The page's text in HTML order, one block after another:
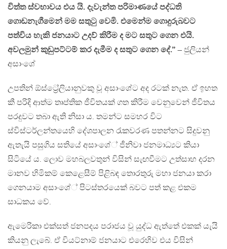
විත්ත ස්වභාවය එය යි. දැවැන්ත පරිමාණයේ පද්ධති
ගොඩනැගීමෙන් මම සතුටු වෙමි. එමෙන්ම ගොදුරුබවට
පත්විය හැකි ජනයාට උදව් කිරීම ද මට සතුට ගෙන එයි.
අවලමුන් කුඩුපට්ටම් කර දැමීම ද සතුට ගෙන දේ.” – ජුලියන්
අසාංශේ
උපතින් ඕස්ට්‍රේලියානුවකු වූ අසාංශේට අද රටක් නැත. ඒ ඉහත
කී පරිදි ආත්ම තෘප්තික ජීවිතයක් ගත කිරීම වෙනුවෙන් ජීවිතය
පරදුවට තබා ඇති නිසා ය. තමන්ට සමහර විට
ස්විස්ටර්ලන්තයෙහි දේශපාලන රැකවරණ පතන්නට සිදුවනු
ඇතැයි පසුගිය සතියේ අසාංශේ් ජීනිවා ජනමාධ්‍යට කියා
සිටියේ ය. ලොව මහබලවතුන් විසින් සැඟවීමට උත්සාහ දරන
මානව හිමිකම් කෙළෙසීම් පිළිබඳ තොරතුරු මහා ජනයා කරා
ගෙනයාම අසාංශේ් පිටස්තරයෙක් බවට පත් කළ එකම
සාධකය වේ.
ඇමෙරිකා එක්සත් ජනපදය පරාජය වූ යුද්ධ ඇත්තේ එකක් යැයි
කියනු ලැබේ. ඒ වියට්නාම් ජනයාට එරෙහිව එය විසින්